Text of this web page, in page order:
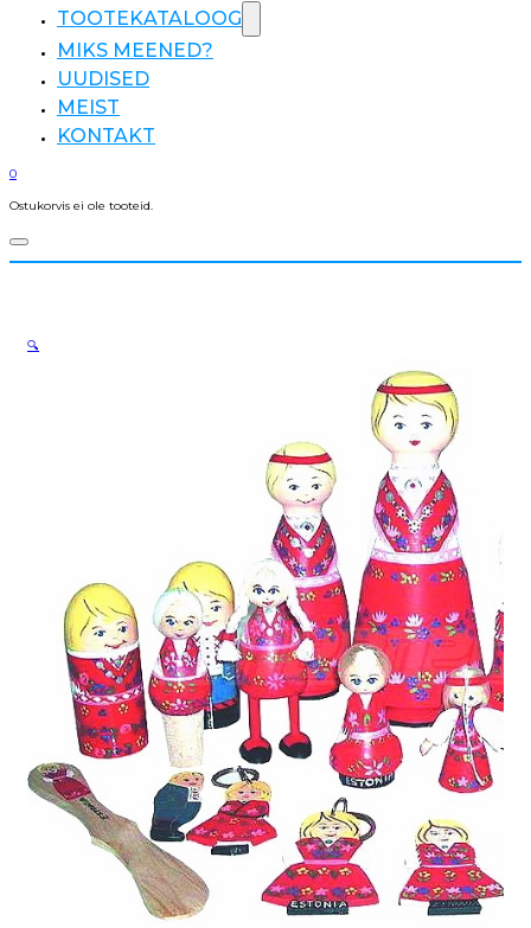
TOOTEKATALOOG
MIKS MEENED?
UUDISED
MEIST
KONTAKT
0
Ostukorvis ei ole tooteid.
🔍